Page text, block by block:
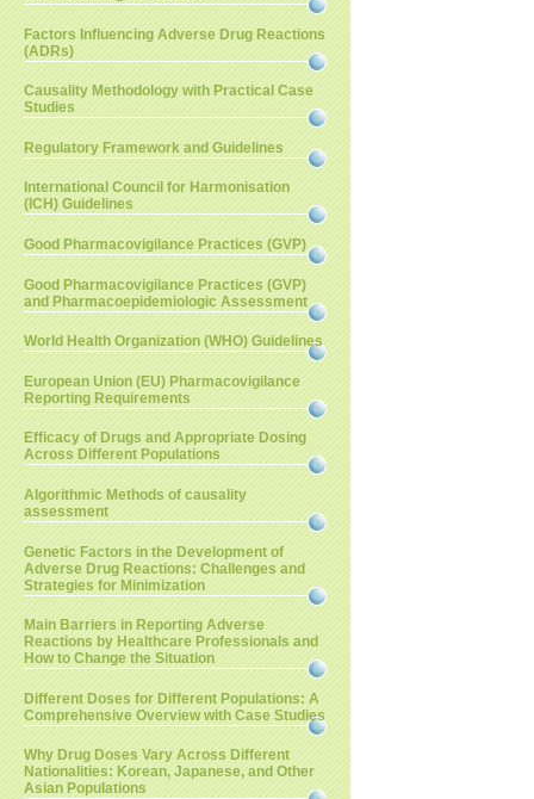
Factors Influencing Adverse Drug Reactions
(ADRs)
Causality Methodology with Practical Case
Studies
Regulatory Framework and Guidelines
International Council for Harmonisation
(ICH) Guidelines
Good Pharmacovigilance Practices (GVP)
Good Pharmacovigilance Practices (GVP)
and Pharmacoepidemiologic Assessment
World Health Organization (WHO) Guidelines
European Union (EU) Pharmacovigilance
Reporting Requirements
Efficacy of Drugs and Appropriate Dosing
Across Different Populations
Algorithmic Methods of causality
assessment
Genetic Factors in the Development of
Adverse Drug Reactions: Challenges and
Strategies for Minimization
Main Barriers in Reporting Adverse
Reactions by Healthcare Professionals and
How to Change the Situation
Different Doses for Different Populations: A
Comprehensive Overview with Case Studies
Why Drug Doses Vary Across Different
Nationalities: Korean, Japanese, and Other
Asian Populations